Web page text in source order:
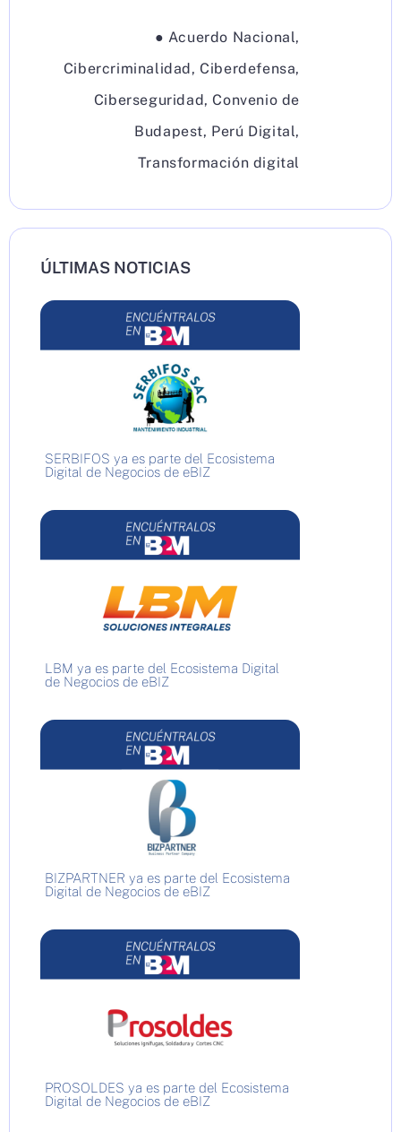
● Acuerdo Nacional,
Cibercriminalidad, Ciberdefensa,
Ciberseguridad, Convenio de
Budapest, Perú Digital,
Transformación digital
ÚLTIMAS NOTICIAS
SERBIFOS ya es parte del Ecosistema
Digital de Negocios de eBIZ
LBM ya es parte del Ecosistema Digital
de Negocios de eBIZ
BIZPARTNER ya es parte del Ecosistema
Digital de Negocios de eBIZ
PROSOLDES ya es parte del Ecosistema
Digital de Negocios de eBIZ